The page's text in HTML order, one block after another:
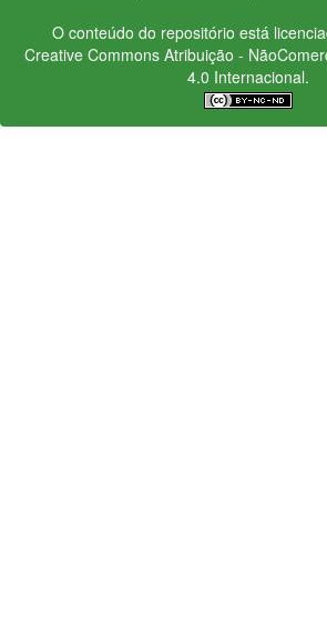
O conteúdo do repositório está
Creative CommonsAtribuição -
4.0 Internacional.